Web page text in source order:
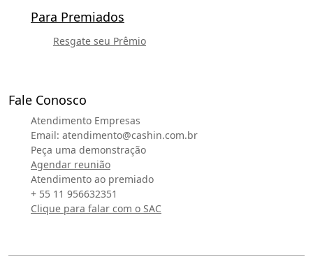
Para Premiados
Resgate seu Prêmio
Fale Conosco
Atendimento Empresas
Email: atendimento@cashin.com.br
Peça uma demonstração
Agendar reunião
Atendimento ao premiado
+ 55 11 956632351
Clique para falar com o SAC